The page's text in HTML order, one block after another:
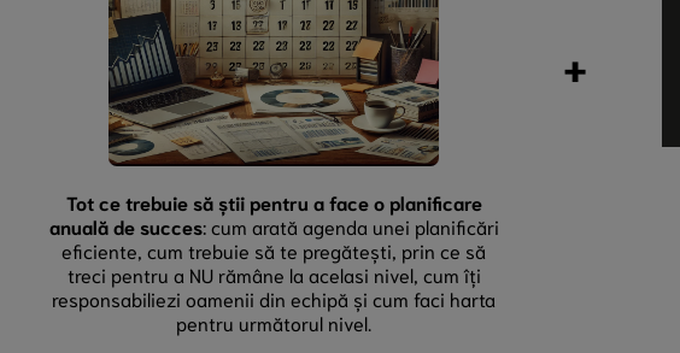
Tot ce trebuie să știi pentru a face o planificare
anuală de succes: cum arată agenda unei planificări
eficiente, cum trebuie să te pregătești, prin ce să
treci pentru a NU rămâne la acelasi nivel, cum îți
responsabiliezi oamenii din echipă și cum faci harta
pentru următorul nivel.
+